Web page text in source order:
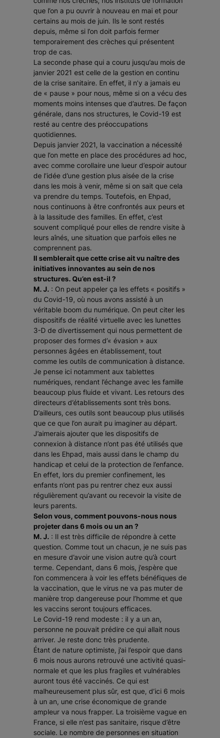
que l’on a pu ouvrir à nouveau en mai et pour
certains au mois de juin. Ils le sont restés
depuis, même si l’on doit parfois fermer
temporairement des crèches qui présentent
trop de cas.
La seconde phase qui a couru jusqu’au mois de
janvier 2021 est celle de la gestion en continu
de la crise sanitaire. En effet, il n’y a jamais eu
de « pause » pour nous, même si on a vécu des
moments moins intenses que d’autres. De façon
générale, dans nos structures, le Covid-19 est
resté au centre des préoccupations
quotidiennes.
Depuis janvier 2021, la vaccination a nécessité
que l’on mette en place des procédures ad hoc,
avec comme corollaire une lueur d’espoir autour
de l’idée d’une gestion plus aisée de la crise
dans les mois à venir, même si on sait que cela
va prendre du temps. Toutefois, en Ehpad,
nous continuons à être confrontés aux peurs et
à la lassitude des familles. En effet, c’est
souvent compliqué pour elles de rendre visite à
leurs aînés, une situation que parfois elles ne
comprennent pas.
Il semblerait que cette crise ait vu naître des
initiatives innovantes au sein de nos
structures. Qu’en est-il ?
M. J. : On peut appeler ça les effets « positifs »
du Covid-19, où nous avons assisté à un
véritable boom du numérique. On peut citer les
dispositifs de réalité virtuelle avec les lunettes
3-D de divertissement qui nous permettent de
proposer des formes d’« évasion » aux
personnes âgées en établissement, tout
comme les outils de communication à distance.
Je pense ici notamment aux tablettes
numériques, rendant l’échange avec les famille
beaucoup plus fluide et vivant. Les retours des
directeurs d’établissements sont très bons.
D’ailleurs, ces outils sont beaucoup plus utilisés
que ce que l’on aurait pu imaginer au départ.
J’aimerais ajouter que les dispositifs de
connexion à distance n’ont pas été utilisés que
dans les Ehpad, mais aussi dans le champ du
handicap et celui de la protection de l’enfance.
En effet, lors du premier confinement, les
enfants n’ont pas pu rentrer chez eux aussi
régulièrement qu’avant ou recevoir la visite de
leurs parents.
Selon vous, comment pouvons-nous nous
projeter dans 6 mois ou un an ?
M. J. : Il est très difficile de répondre à cette
question. Comme tout un chacun, je ne suis pas
en mesure d’avoir une vision autre qu’à court
terme. Cependant, dans 6 mois, j’espère que
l’on commencera à voir les effets bénéfiques de
la vaccination, que le virus ne va pas muter de
manière trop dangereuse pour l’homme et que
les vaccins seront toujours efficaces.
Le Covid-19 rend modeste : il y a un an,
personne ne pouvait prédire ce qui allait nous
arriver. Je reste donc très prudente.
Étant de nature optimiste, j’ai l’espoir que dans
6 mois nous aurons retrouvé une activité quasi-
normale et que les plus fragiles et vulnérables
auront tous été vaccinés. Ce qui est
malheureusement plus sûr, est que, d’ici 6 mois
à un an, une crise économique de grande
ampleur va nous frapper. La troisième vague en
France, si elle n’est pas sanitaire, risque d’être
sociale. Le nombre de personnes en situation